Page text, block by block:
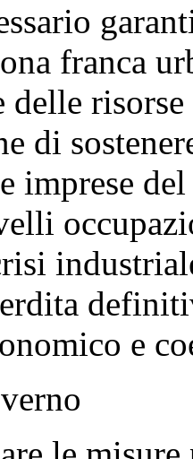
garantire
franca
delle
di
imprese
e